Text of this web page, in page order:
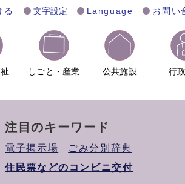
る 文字設定 Language お問い
しごと・産業 公共施設 行
注目のキーワード
電子掲示場
ごみ分別辞典
住民票などのコンビニ交付